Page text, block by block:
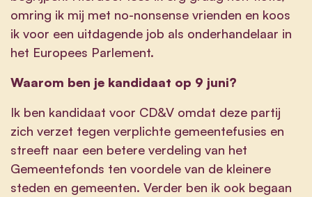
omring ik mij met no-nonsense vrienden en koos
ik voor een uitdagende job als onderhandelaar in
het Europees Parlement.
Waarom ben je kandidaat op 9 juni?
Ik ben kandidaat voor CD&V omdat deze partij
zich verzet tegen verplichte gemeentefusies en
streeft naar een betere verdeling van het
Gemeentefonds ten voordele van de kleinere
steden en gemeenten. Verder ben ik ook begaan